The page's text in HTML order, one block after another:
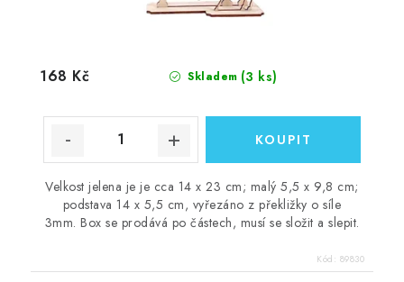
Skladem (3 ks)
168 Kč
Velkost jelena je je cca 14 x 23 cm; malý 5,5 x 9,8 cm;
podstava 14 x 5,5 cm, vyřezáno z překližky o síle
3mm. Box se prodává po částech, musí se složit a slepit.
Kód: 89830